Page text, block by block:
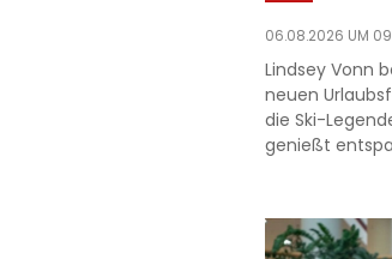
06.08.2026 UM
Lindsey Vonn
neuen
die Ski-
genießt